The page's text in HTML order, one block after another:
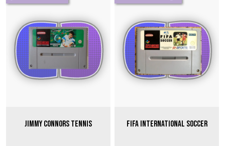
Jimmy Connors Tennis Fifa International Soccer